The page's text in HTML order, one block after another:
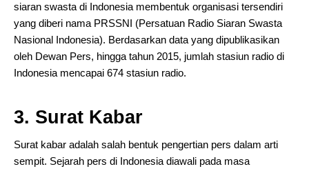
siaran swasta di Indonesia membentuk organisasi tersendiri
yang diberi nama PRSSNI (Persatuan Radio Siaran Swasta
Nasional Indonesia). Berdasarkan data yang dipublikasikan
oleh Dewan Pers, hingga tahun 2015, jumlah stasiun radio di
Indonesia mencapai 674 stasiun radio.
3. Surat Kabar
Surat kabar adalah salah bentuk pengertian pers dalam arti
sempit. Sejarah pers di Indonesia diawali pada masa